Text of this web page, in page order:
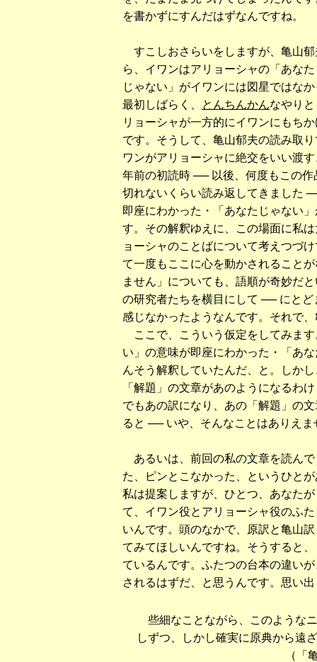
を書かずにすんだはずなんですね。
すこしおさらいをしますが、亀山
ら、イワンはアリョーシャの「あな
じゃない」がイワンには図星ではな
最初しばらく、
とんちんかんなやり
リョーシャが一方的にイワンにもち
です。そうして、亀山郁夫の読み取
ワンがアリョーシャに絶交をいい渡
年前の初読時 ── 以後、何度もこの
切れないくらい読み返してきました
即座にわかった・「あなたじゃない
す。その解釈ゆえに、この場面に私
ョーシャのことばについて考えつづ
て一度もここに心を動かされること
ません」についても、語順が奇妙だ
の研究者たちを横目にして ── にと
感じなかったようなんです。それで
ここで、こういう仮定をしてみま
い」の意味が即座にわかった・「あ
んそう解釈していたんだ、と。しか
「解題」の文章があのようになるわ
でもあの訳になり、あの「解題」の
ると ── いや、そんなことはありえま
あるいは、前回の私の文章を読ん
た、ピンとこなかった、というひと
私は提案しますが、ひとつ、あなた
て、イワン役とアリョーシャ役のふ
いんです。頭のなかで、原訳と亀山
てみてほしいんですね。そうすると
ているんです。ふたつの台本の違い
されるはずだ、と思うんです。思い
些細なことながら、このような
しずつ、しかし確実に原典から遠
（「